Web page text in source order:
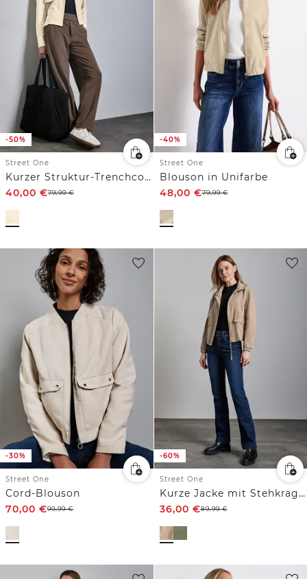
-50%
Street One
Kurzer Struktur-Trenchcoat
40,00 €79,99€
-40%
Street One
Blouson in Unifarbe
48,00 €79,99€
-30%
Street One
Cord-Blouson
70,00 €99,99€
-60%
Street One
Kurze Jacke mit Stehkragen
36,00 €89,99€